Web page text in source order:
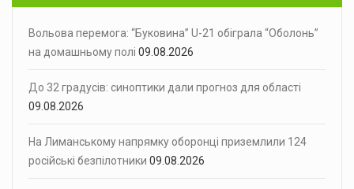
Вольова перемога: “Буковина” U-21 обіграла “Оболонь”
на домашньому полі 09.08.2026
До 32 градусів: синоптики дали прогноз для області
09.08.2026
На Лиманському напрямку оборонці приземлили 124
російські безпілотники 09.08.2026